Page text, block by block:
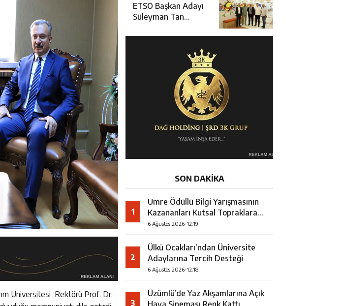
Üniversitesi Rektörü Prof. Dr.
Kursu Öğrencileriyle
Buluştu
ETSO Başkan Adayı
Süleyman Tan
Sürdürüyor
SON DAKİKA
1
Umre Ödüllü Bilgi Yarışmasının
Kazananları Kutsal Topraklara
Uğurlandı
6 Ağustos 2026-12:19
2
Ülkü Ocakları’ndan Üniversite
Adaylarına Tercih Desteği
6 Ağustos 2026-12:18
3
Üzümlü’de Yaz Akşamlarına Açık
Hava Sineması Renk Kattı